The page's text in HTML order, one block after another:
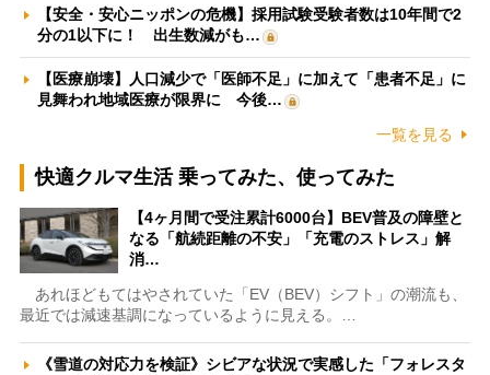
【安全・安心ニッポンの危機】採用試験受験者数は10年間で2
分の1以下に！ 出生数減がも…
【医療崩壊】人口減少で「医師不足」に加えて「患者不足」に
見舞われ地域医療が限界に 今後…
一覧を見る
快適クルマ生活 乗ってみた、使ってみた
【4ヶ月間で受注累計6000台】BEV普及の障壁と
なる「航続距離の不安」「充電のストレス」解
消…
あれほどもてはやされていた「EV（BEV）シフト」の潮流も、
最近では減速基調になっているように見える。…
《雪道の対応力を検証》シビアな状況で実感した「フォレスタ